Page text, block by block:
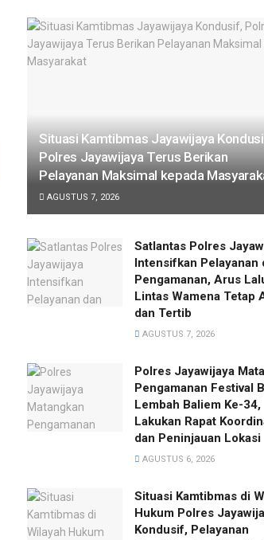
Situasi Kamtibmas Jayawijaya
Polres Jayawijaya Terus Berikan
Pelayanan Maksimal kepada
AGUSTUS 7, 2026
Satlantas Polres
Intensifkan Pelayanan
Pengamanan, Arus
Lintas Wamena Tetap
dan Tertib
AGUSTUS 7, 2026
Polres Jayawijaya
Pengamanan Festival
Lembah Baliem Ke-34,
Lakukan Rapat
dan Peninjauan Lokasi
AGUSTUS 6, 2026
Situasi Kamtibmas di
Hukum Polres
Kondusif, Pelayanan